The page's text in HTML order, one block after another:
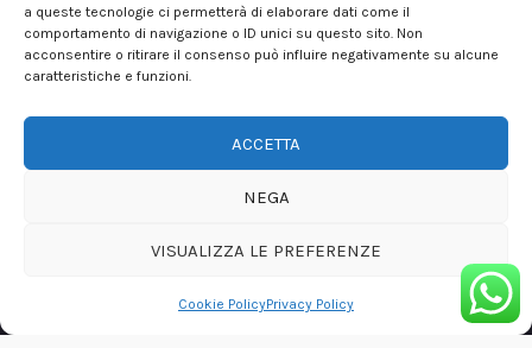
a queste tecnologie ci permetterà di elaborare dati come il
comportamento di navigazione o ID unici su questo sito. Non
acconsentire o ritirare il consenso può influire negativamente su alcune
caratteristiche e funzioni.
ACCETTA
NEGA
VISUALIZZA LE PREFERENZE
Cookie PolicyPrivacy Policy
Mirium srl